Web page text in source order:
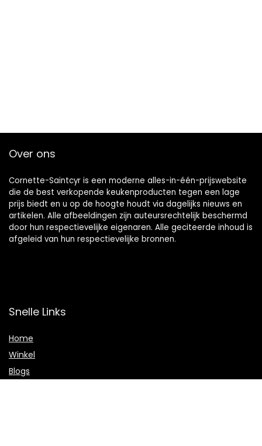
Over ons
Cornette-Saintcyr is een moderne alles-in-één-prijswebsite
die de best verkopende keukenproducten tegen een lage
prijs biedt en u op de hoogte houdt via dagelijks nieuws en
artikelen. Alle afbeeldingen zijn auteursrechtelijk beschermd
door hun respectievelijke eigenaren. Alle geciteerde inhoud is
afgeleid van hun respectievelijke bronnen.
Snelle Links
Home
Winkel
Blogs